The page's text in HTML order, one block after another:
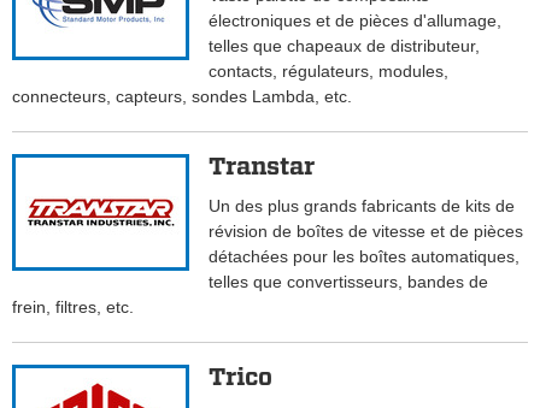
électroniques et de pièces d'allumage,
telles que chapeaux de distributeur,
contacts, régulateurs, modules,
connecteurs, capteurs, sondes Lambda, etc.
Transtar
Un des plus grands fabricants de kits de
révision de boîtes de vitesse et de pièces
détachées pour les boîtes automatiques,
telles que convertisseurs, bandes de
frein, filtres, etc.
Trico